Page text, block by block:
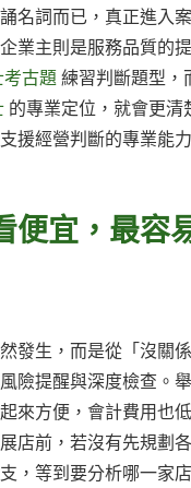
名詞而已，真正進入
業主則是服務品質的
古題練習判斷題型，
的專業定位，就會更
援經營判斷的專業能力
便宜，最容
發生，而是從「沒關
險提醒與深度檢查。
來方便，會計費用也
店前，若沒有先規劃
，等到要分析哪一家